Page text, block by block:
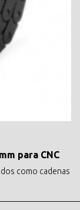
para CNC
como cadenas